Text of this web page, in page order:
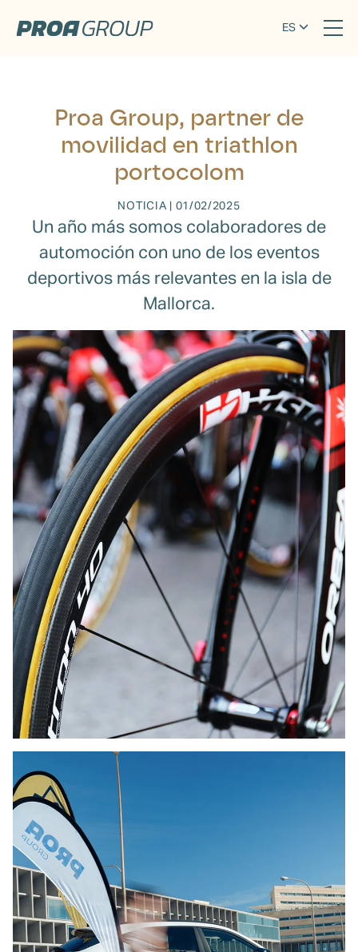
ES
Proa Group, partner de
movilidad en triathlon
portocolom
NOTICIA 01/02/2025
Un año más somos colaboradores de
automoción con uno de los eventos
deportivos más relevantes en la isla de
Mallorca.